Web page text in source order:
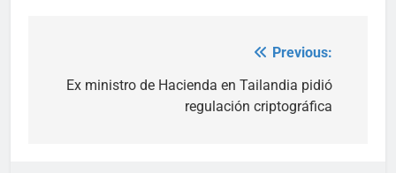
navigation
Previous:
Ex ministro de Hacienda en Tailandia pidió
regulación criptográfica